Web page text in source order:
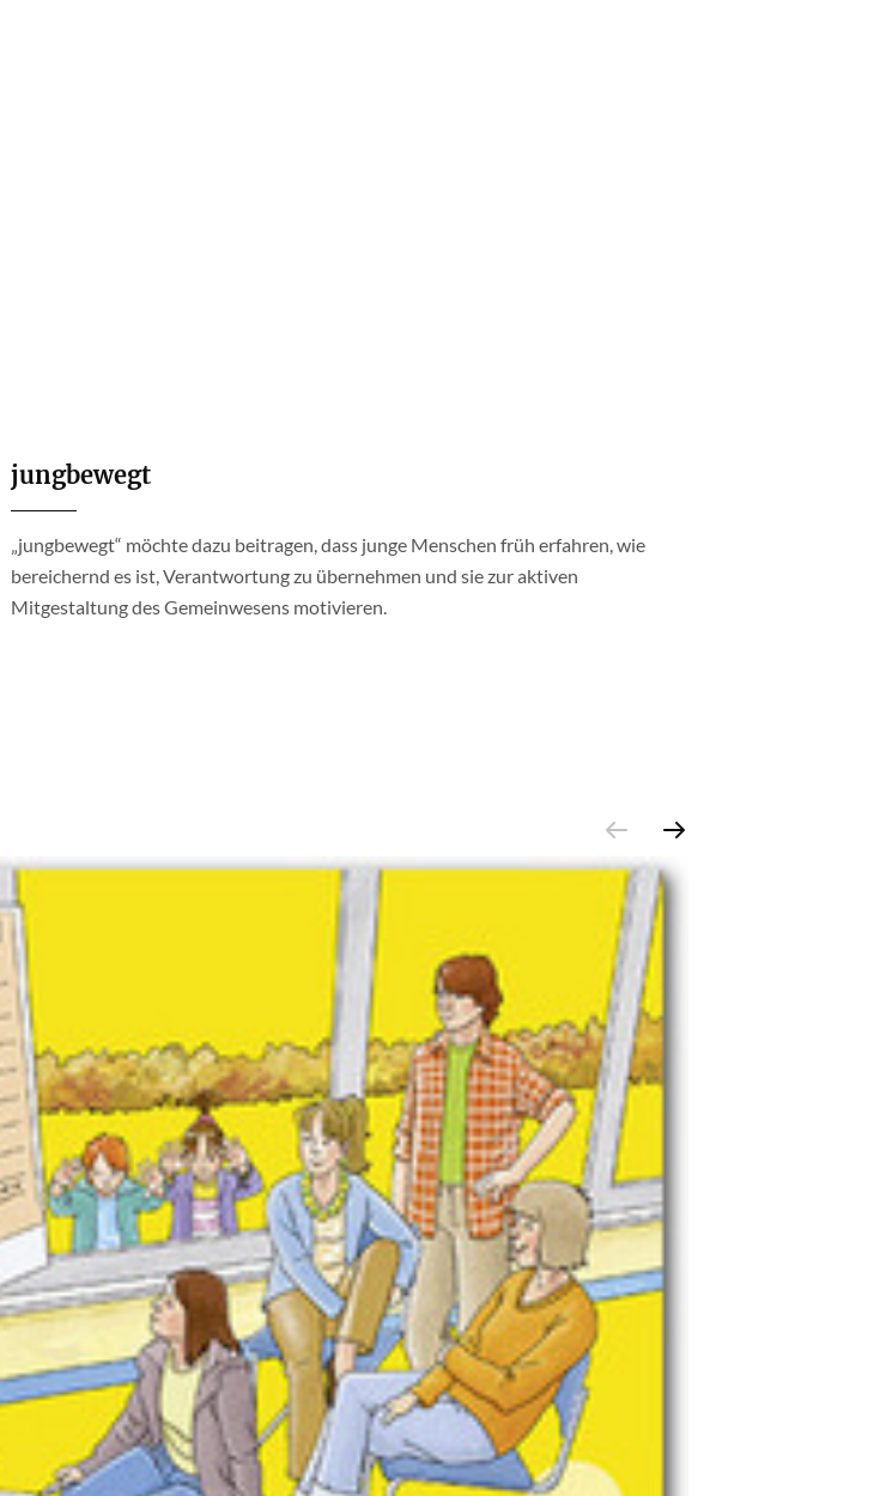
jungbewegt
„jungbewegt“ möchte dazu beitragen, dass junge Menschen früh erfahren, wie
bereichernd es ist, Verantwortung zu übernehmen und sie zur aktiven
Mitgestaltung des Gemeinwesens motivieren.